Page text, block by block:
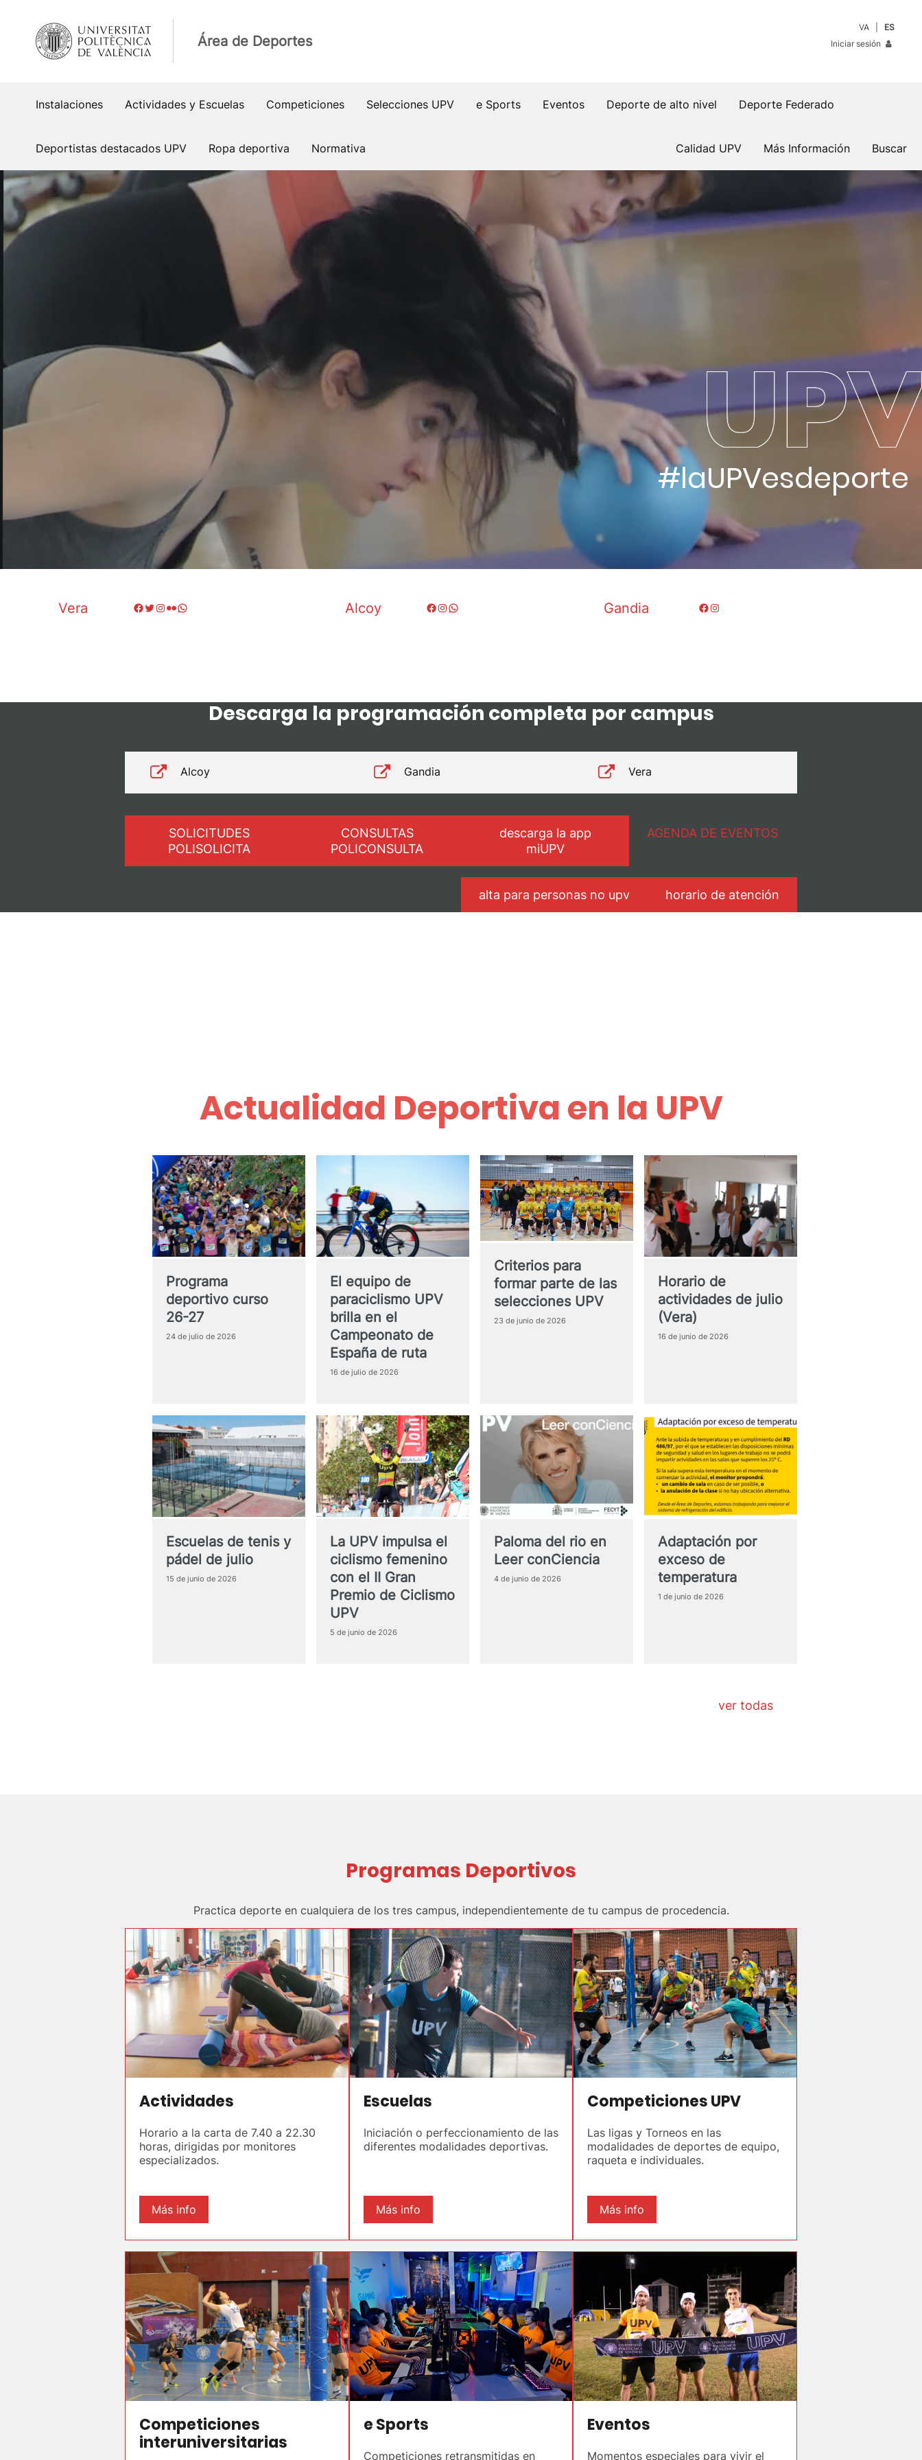
contenido
Área de Deportes
VA
ES
Iniciar sesión
Instalaciones Actividades y Escuelas Competiciones Selecciones UPV e Sports Eventos Deporte de alto nivel Deporte Federado
Deportistas destacados UPV Ropa deportiva Normativa Buscar
Más Información
Calidad UPV
#laUPVesdeporte
Vera Facebook Twitter InstagramFlickr WhatsApp Alcoy Facebook InstagramWhatsApp Gandia Facebook Instagram
Descarga la programación completa por campus
Alcoy Gandia Vera
SOLICITUDES
POLISOLICITA
CONSULTAS
POLICONSULTA
descarga la app
miUPV
AGENDA DE EVENTOS
alta para personas no upv horario de atención
Actualidad Deportiva en la UPV
Programa
deportivo curso
26-27
24 de julio de 2026
El equipo de
paraciclismo UPV
brilla en el
Campeonato de
España de ruta
16 de julio de 2026
Criterios para
formar parte de las
selecciones UPV
23 de junio de 2026
Horario de
actividades de julio
(Vera)
16 de junio de 2026
Escuelas de tenis y
pádel de julio
15 de junio de 2026
La UPV impulsa el
ciclismo femenino
con el II Gran
Premio de Ciclismo
UPV
5 de junio de 2026
Paloma del rio en
Leer conCiencia
4 de junio de 2026
Adaptación por
exceso de
temperatura
1 de junio de 2026
ver todas
Programas Deportivos
Practica deporte en cualquiera de los tres campus, independientemente de tu campus de procedencia.
Actividades
Horario a la carta de 7.40 a 22.30
horas, dirigidas por monitores
especializados.
Más info
Escuelas
Iniciación o perfeccionamiento de las
diferentes modalidades deportivas.
Más info
Competiciones UPV
Las ligas y Torneos en las
modalidades de deportes de equipo,
raqueta e individuales.
Más info
Competiciones
interuniversitarias
e Sports
Competiciones retransmitidas en
Eventos
Momentos especiales para vivir el